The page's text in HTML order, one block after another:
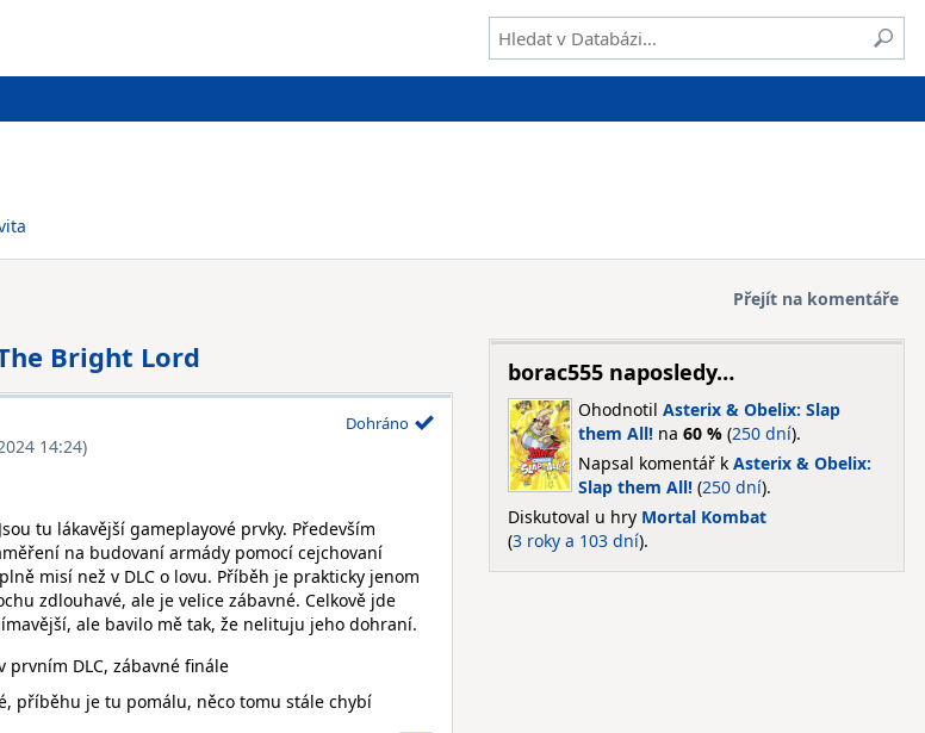
Přejít na komentáře
Bright Lord
14:24)
Dohráno
tu lákavější gameplayové prvky. Především
na budovaní armády pomocí cejchovaní
misí než v DLC o lovu. Příběh je prakticky jenom
zdlouhavé, ale je velice zábavné. Celkově jde
ale bavilo mě tak, že nelituju jeho dohraní.
DLC, zábavné finále
příběhu je tu pomálu, něco tomu stále chybí
borac555 naposledy…
Ohodnotil Asterix & Obelix: Slap
them All!na 60 %(250 dní).
Napsal komentář k Asterix & Obelix:
Slap them All!(250 dní).
Diskutoval u hry Mortal Kombat
(3 roky a 103 dní).